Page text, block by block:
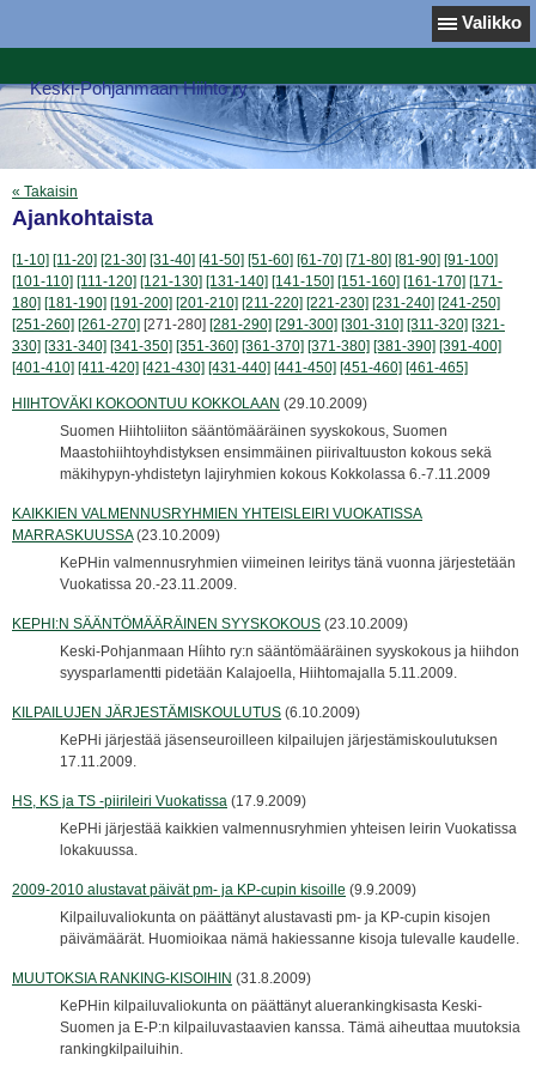
Valikko
Keski-Pohjanmaan Hiihto ry
« Takaisin
Ajankohtaista
[1-10] [11-20] [21-30] [31-40] [41-50] [51-60] [61-70] [71-80] [81-90] [91-100]
[101-110] [111-120] [121-130] [131-140] [141-150] [151-160] [161-170] [171-
180] [181-190] [191-200] [201-210] [211-220] [221-230] [231-240] [241-250]
[251-260] [261-270] [271-280] [281-290] [291-300] [301-310] [311-320] [321-
330] [331-340] [341-350] [351-360] [361-370] [371-380] [381-390] [391-400]
[401-410] [411-420] [421-430] [431-440] [441-450] [451-460] [461-465]
HIIHTOVÄKI KOKOONTUU KOKKOLAAN (29.10.2009)
Suomen Hiihtoliiton sääntömääräinen syyskokous, Suomen
Maastohiihtoyhdistyksen ensimmäinen piirivaltuuston kokous sekä
mäkihypyn-yhdistetyn lajiryhmien kokous Kokkolassa 6.-7.11.2009
KAIKKIEN VALMENNUSRYHMIEN YHTEISLEIRI VUOKATISSA
MARRASKUUSSA (23.10.2009)
KePHin valmennusryhmien viimeinen leiritys tänä vuonna järjestetään
Vuokatissa 20.-23.11.2009.
KEPHI:N SÄÄNTÖMÄÄRÄINEN SYYSKOKOUS (23.10.2009)
Keski-Pohjanmaan Híihto ry:n sääntömääräinen syyskokous ja hiihdon
syysparlamentti pidetään Kalajoella, Hiihtomajalla 5.11.2009.
KILPAILUJEN JÄRJESTÄMISKOULUTUS (6.10.2009)
KePHi järjestää jäsenseuroilleen kilpailujen järjestämiskoulutuksen
17.11.2009.
HS, KS ja TS -piirileiri Vuokatissa (17.9.2009)
KePHi järjestää kaikkien valmennusryhmien yhteisen leirin Vuokatissa
lokakuussa.
2009-2010 alustavat päivät pm- ja KP-cupin kisoille (9.9.2009)
Kilpailuvaliokunta on päättänyt alustavasti pm- ja KP-cupin kisojen
päivämäärät. Huomioikaa nämä hakiessanne kisoja tulevalle kaudelle.
MUUTOKSIA RANKING-KISOIHIN (31.8.2009)
KePHin kilpailuvaliokunta on päättänyt aluerankingkisasta Keski-
Suomen ja E-P:n kilpailuvastaavien kanssa. Tämä aiheuttaa muutoksia
rankingkilpailuihin.